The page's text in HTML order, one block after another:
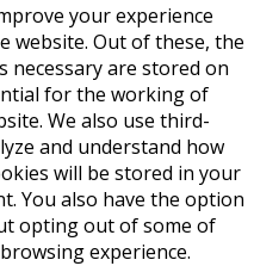
your experience
website. Out of these, the
necessary are stored on
for the working of
We also use third-
and understand how
will be stored in your
You also have the option
opting out of some of
experience.